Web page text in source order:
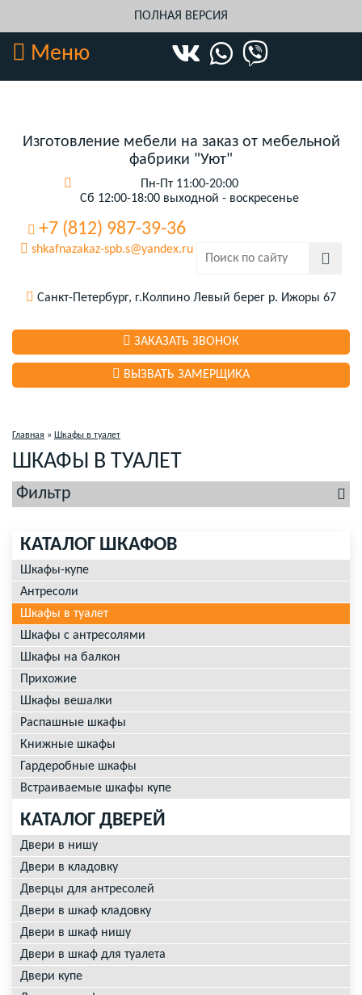
ПОЛНАЯ ВЕРСИЯ
Меню
Изготовление мебели на заказ от мебельной
фабрики "Уют"
Пн-Пт 11:00-20:00
Сб 12:00-18:00 выходной - воскресенье
+7 (812) 987-39-36
shkafnazakaz-spb.s@yandex.ru
Санкт-Петербург, г.Колпино Левый берег р. Ижоры 67
ЗАКАЗАТЬ ЗВОНОК
ВЫЗВАТЬ ЗАМЕРЩИКА
Главная » Шкафы в туалет
ШКАФЫ В ТУАЛЕТ
Фильтр
КАТАЛОГ ШКАФОВ
Шкафы-купе
Антресоли
Шкафы в туалет
Шкафы с антресолями
Шкафы на балкон
Прихожие
Шкафы вешалки
Распашные шкафы
Книжные шкафы
Гардеробные шкафы
Встраиваемые шкафы купе
КАТАЛОГ ДВЕРЕЙ
Двери в нишу
Двери в кладовку
Дверцы для антресолей
Двери в шкаф кладовку
Двери в шкаф нишу
Двери в шкаф для туалета
Двери купе